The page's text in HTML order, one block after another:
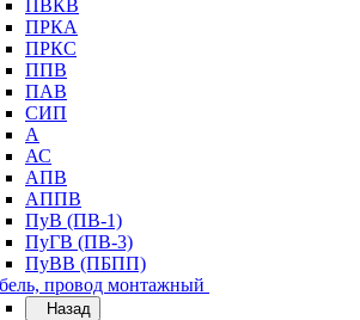
ПВКВ
ПРКА
ПРКС
ППВ
ПАВ
СИП
А
АС
АПВ
АППВ
ПуВ (ПВ-1)
ПуГВ (ПВ-3)
ПуВВ (ПБПП)
провод монтажный
Назад